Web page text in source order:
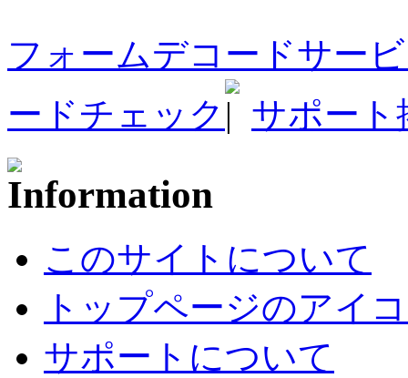
フォームデコードサー
ードチェック
サポート
このサイトについて
トップページのアイ
サポートについて